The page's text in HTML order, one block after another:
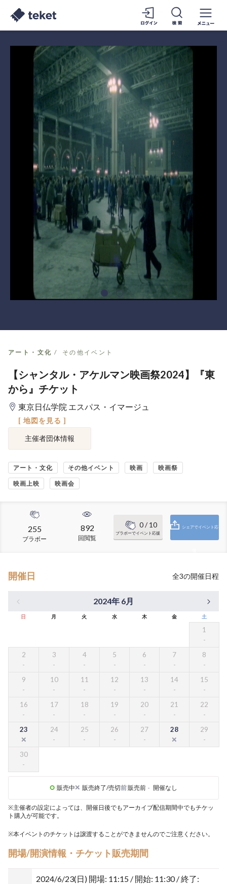
アート・文化 その他イベント
【シャンタル・アケルマン映画祭2024】『東
から』チケット
東京日仏学院 エスパス・イマージュ
[ 地図を見る ]
主催者団体情報
アート・文化 その他イベント 映画 映画祭
映画上映 映画会
255
ブラボー
892
回閲覧
0/ 10
ブラボーでイベント応援
シェアでイベント応
開催日 全3の開催日程
2024年 6月
日 月 火 水 木 金 土
1
2 3 4 5 6 7 8
9 10 11 12 13 14 15
16 17 18 19 20 21 22
23 24 25 26 27 28 29
30
販売中 販売終了/売切前販売前 - 開催なし
※主催者の設定によっては、開催日後でもアーカイブ配信期間中でもチケッ
ト購入が可能です。
※本イベントのチケットは譲渡することができませんのでご注意ください。
開場/開演情報・チケット販売期間
2024/6/23(日) 開場: 11:15 / 開始: 11:30 / 終了: